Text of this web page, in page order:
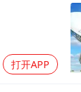
打开APP